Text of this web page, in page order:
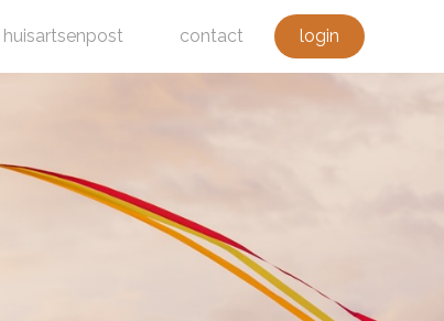
huisartsenpost contact login